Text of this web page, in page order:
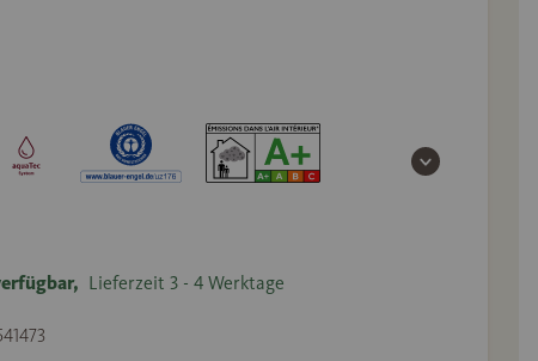
Lieferzeit 3 - 4 Werktage